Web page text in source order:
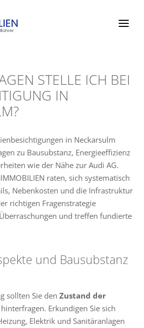
STELLE ICH BEI
IN
in Neckarsulm
zu Bausubstanz, Energieeffizienz
wie der Nähe zur Audi AG.
raten, sich systematisch
Nebenkosten und die Infrastruktur
richtigen Fragenstrategie
und treffen fundierte
und Bausubstanz
sollten Sie den Zustand der
Erkundigen Sie sich
Elektrik und Sanitäranlagen